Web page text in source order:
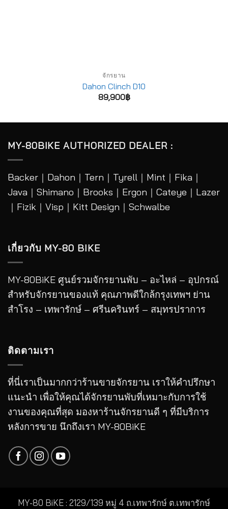
จักรยาน
Dahon Clinch D10
89,900฿
MY-80BIKE AUTHORIZED DEALER :
Backer ｜ Dahon ｜ Tern ｜ Tyrell ｜ Mint ｜ Fika ｜
Java ｜ Shimano ｜ Brooks ｜ Ergon ｜ Cateye ｜ Lazer
｜Fizik｜Visp｜Kitt Design｜ Schwalbe
เกี่ยวกับ MY-80 BIKE
MY-80BiKE ศูนย์รวมจักรยานพับ – อะไหล่ – อุปกรณ์
สำหรับจักรยานของแท้ คุณภาพดีใกล้กรุงเทพฯ ย่าน
สำโรง – เทพารักษ์ – ศรีนครินทร์ – สมุทรปราการ
ติดตามเรา
ที่นี่เราเป็นมากกว่าร้านขายจักรยาน เราให้คำปรึกษา
แนะนำ เพื่อให้คุณได้จักรยานพับที่เหมาะกับการใช้
งานของคุณที่สุด มองหาร้านจักรยานดี ๆ ที่มีบริการ
หลังการขาย นึกถึงเรา MY-80BiKE
MY-80 BiKE : 2129/139 หมู่ 4 ถ.เทพารักษ์ ต.เทพารักษ์